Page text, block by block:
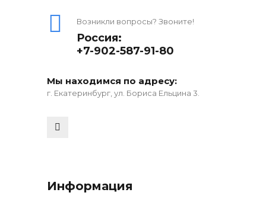
Возникли вопросы? Звоните!
Россия:
+7-902-587-91-80
Мы находимся по адресу:
г. Екатеринбург, ул. Бориса Ельцина 3.
Информация